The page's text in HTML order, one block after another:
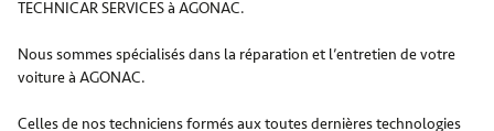
TECHNICAR SERVICES à AGONAC.
Nous sommes spécialisés dans la réparation et l’entretien de votre
voiture à AGONAC.
Celles de nos techniciens formés aux toutes dernières technologies